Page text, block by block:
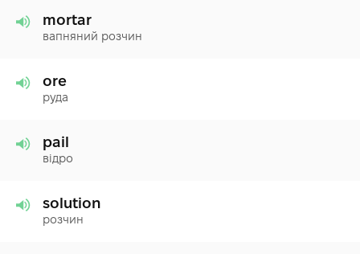
mortar
вапняний розчин
ore
руда
pail
відро
solution
розчин